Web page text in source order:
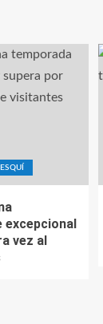
excepcional
vez al